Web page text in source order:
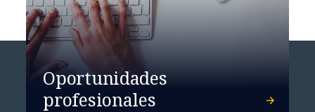
Oportunidades
profesionales